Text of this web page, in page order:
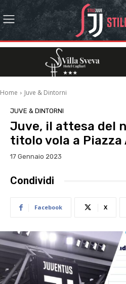
Home Juve & Dintorni
JUVE & DINTORNI
Juve, il attesa del
titolo vola a Piazza
17 Gennaio 2023
Condividi
Facebook X